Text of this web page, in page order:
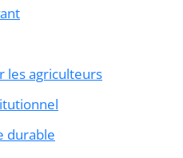
les agriculteurs
durable